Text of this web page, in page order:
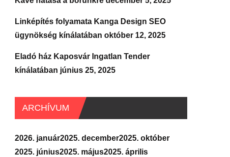
Linképítés folyamata Kanga Design SEO
ügynökség kínálatában október 12, 2025
Eladó ház Kaposvár Ingatlan Tender
kínálatában június 25, 2025
ARCHÍVUM
2026. január2025. december2025. október
2025. június2025. május2025. április